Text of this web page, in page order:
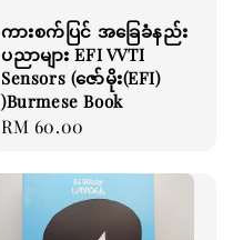
ကားစက်ပြင် အခြေခံနည်း
ပညာများ EFI VVTI
Sensors (ဇော်မိုး(EFI)
)Burmese Book
Regular
RM 60.00